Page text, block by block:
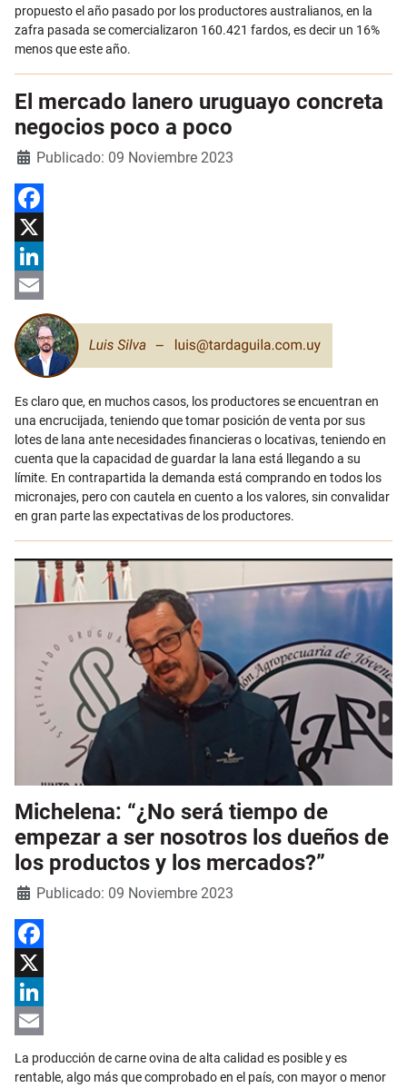
propuesto el año pasado por los productores australianos, en la
zafra pasada se comercializaron 160.421 fardos, es decir un 16%
menos que este año.
El mercado lanero uruguayo concreta
negocios poco a poco
DetallesPublicado: 09 Noviembre 2023
Facebook
X
LinkedIn
Email
Es claro que, en muchos casos, los productores se encuentran en
una encrucijada, teniendo que tomar posición de venta por sus
lotes de lana ante necesidades financieras o locativas, teniendo en
cuenta que la capacidad de guardar la lana está llegando a su
límite. En contrapartida la demanda está comprando en todos los
micronajes, pero con cautela en cuento a los valores, sin convalidar
en gran parte las expectativas de los productores.
Michelena: “¿No será tiempo de
empezar a ser nosotros los dueños de
los productos y los mercados?”
DetallesPublicado: 09 Noviembre 2023
Facebook
X
LinkedIn
La producción de carne ovina de alta calidad es posible y es
rentable, algo más que comprobado en el país, con mayor o menor